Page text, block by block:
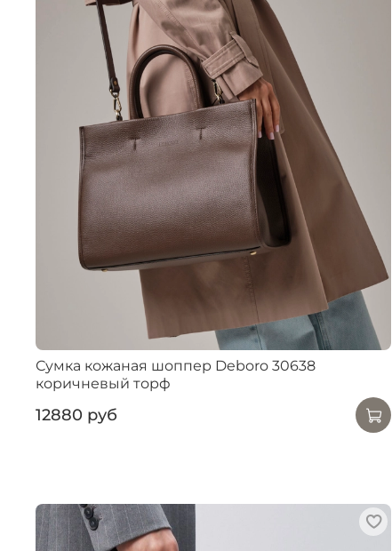
Сумка кожаная шоппер Deboro 30638
коричневый торф
12880 руб